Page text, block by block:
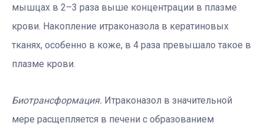
мышцах в 2–3 раза выше концентрации в плазме
крови. Накопление итраконазола в кератиновых
тканях, особенно в коже, в 4 раза превышало такое в
плазме крови.
Биотрансформация. Итраконазол в значительной
мере расщепляется в печени с образованием